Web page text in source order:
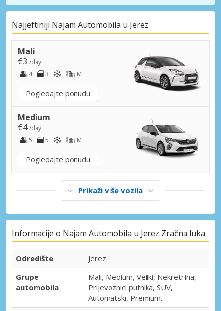
Najjeftiniji Najam Automobila u Jerez
Mali
€3 /day
4
3 M
Pogledajte ponudu
Medium
€4/day
5
5 M
Pogledajte ponudu
Prikaži više vozila
Informacije o Najam Automobila u Jerez Zračna luka
Odredište
Jerez
Grupe
automobila
Mali, Medium, Veliki, Nekretnina,
Prijevoznici putnika, SUV,
Automatski, Premium.